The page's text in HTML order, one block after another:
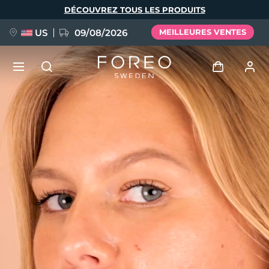
DÉCOUVREZ TOUS LES PRODUITS
US 09/08/2026 MEILLEURES VENTES
Se connecter
Profil de l'utilisateur
Mes appareils
Mes commandes
Mes adresses
Mes abonnements
NOUVEAU
FAQ™ Pure Beauty-Tech Elixir
BREAKING NEWS
issa™ Teeth Whitening Set
Langue
English Deutsch
Español
Français
Italiano
Português
Polski
Svenska
Türkçe
繁體中文